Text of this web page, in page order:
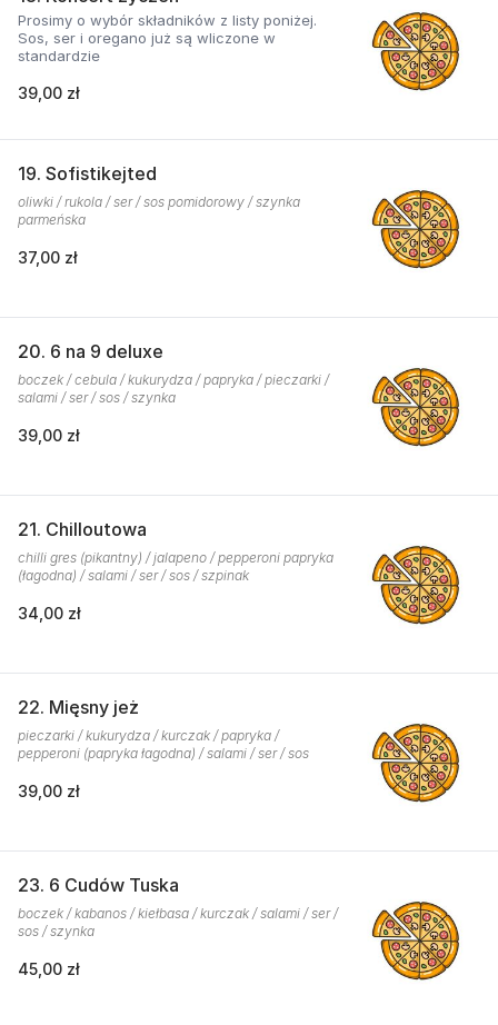
Prosimy o wybór składników z listy poniżej.
Sos, ser i oregano już są wliczone w
standardzie
39,00 zł
19. Sofistikejted
oliwki / rukola / ser / sos pomidorowy / szynka
parmeńska
37,00 zł
20. 6 na 9 deluxe
boczek / cebula / kukurydza / papryka / pieczarki /
salami / ser / sos / szynka
39,00 zł
21. Chilloutowa
chilli gres (pikantny) / jalapeno / pepperoni papryka
(łagodna) / salami / ser / sos / szpinak
34,00 zł
22. Mięsny jeż
pieczarki / kukurydza / kurczak / papryka /
pepperoni (papryka łagodna) / salami / ser / sos
39,00 zł
23. 6 Cudów Tuska
boczek / kabanos / kiełbasa / kurczak / salami / ser /
sos / szynka
45,00 zł